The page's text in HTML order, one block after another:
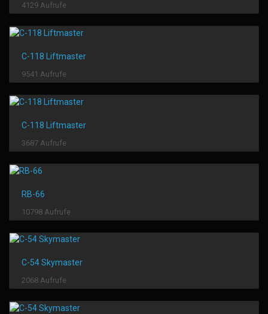
4129 Aufrufe
C-118 Liftmaster
9541 Aufrufe
C-118 Liftmaster
3687 Aufrufe
RB-66
10798 Aufrufe
C-54 Skymaster
2068 Aufrufe